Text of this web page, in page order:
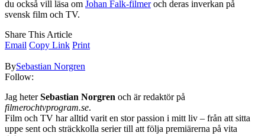
du också vill läsa om Johan Falk-filmeroch deras inverkan på
svensk film och TV.
Share This Article
Email Copy Link Print
BySebastian Norgren
Follow:
Jag heterSebastian Norgren och är redaktör på
filmerochtvprogram.se.
Film och TV har alltid varit en stor passion i mitt liv – från att sitta
uppe sent och sträckkolla serier till att följa premiärerna på vita